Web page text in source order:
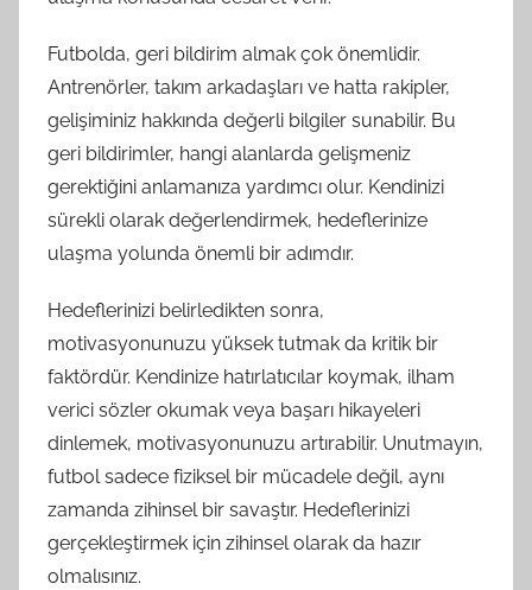
Futbolda, geri bildirim almak çok önemlidir.
Antrenörler, takım arkadaşları ve hatta rakipler,
gelişiminiz hakkında değerli bilgiler sunabilir. Bu
geri bildirimler, hangi alanlarda gelişmeniz
gerektiğini anlamanıza yardımcı olur. Kendinizi
sürekli olarak değerlendirmek, hedeflerinize
ulaşma yolunda önemli bir adımdır.
Hedeflerinizi belirledikten sonra,
motivasyonunuzu yüksek tutmak da kritik bir
faktördür. Kendinize hatırlatıcılar koymak, ilham
verici sözler okumak veya başarı hikayeleri
dinlemek, motivasyonunuzu artırabilir. Unutmayın,
futbol sadece fiziksel bir mücadele değil, aynı
zamanda zihinsel bir savaştır. Hedeflerinizi
gerçekleştirmek için zihinsel olarak da hazır
olmalısınız.